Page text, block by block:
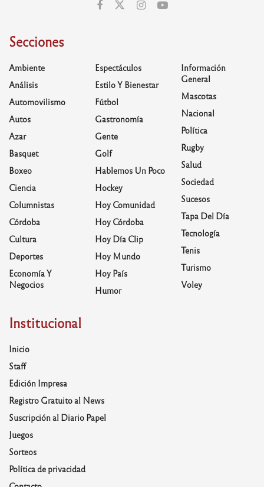
Secciones
Ambiente
Análisis
Automovilismo
Autos
Azar
Basquet
Boxeo
Ciencia
Columnistas
Córdoba
Cultura
Deportes
Economía Y
Negocios
Espectáculos
Estilo Y Bienestar
Fútbol
Gastronomía
Gente
Golf
Hablemos Un Poco
Hockey
Hoy Comunidad
Hoy Córdoba
Hoy Día Clip
Hoy Mundo
Hoy País
Humor
Información
General
Mascotas
Nacional
Política
Rugby
Salud
Sociedad
Sucesos
Tapa Del Día
Tecnología
Tenis
Turismo
Voley
Institucional
Inicio
Staff
Edición Impresa
Registro Gratuito al News
Suscripción al Diario Papel
Juegos
Sorteos
Política de privacidad